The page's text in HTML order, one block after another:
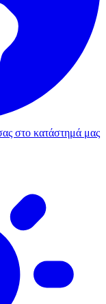
στο κατάστημά μας